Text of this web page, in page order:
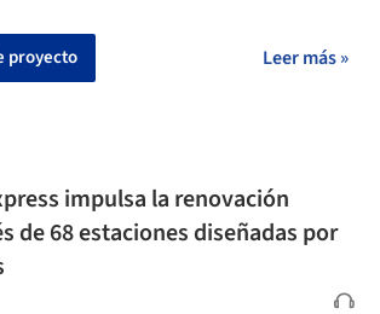
proyecto Leer más »
impulsa la renovación
de 68 estaciones diseñadas por